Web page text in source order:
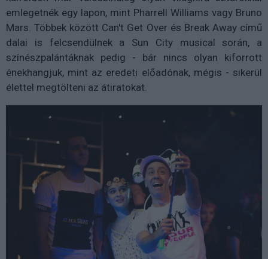
emlegetnék egy lapon, mint Pharrell Williams vagy Bruno
Mars. Többek között Can't Get Over és Break Away című
dalai is felcsendülnek a Sun City musical során, a
színészpalántáknak pedig - bár nincs olyan kiforrott
énekhangjuk, mint az eredeti előadónak, mégis - sikerül
élettel megtölteni az átiratokat.